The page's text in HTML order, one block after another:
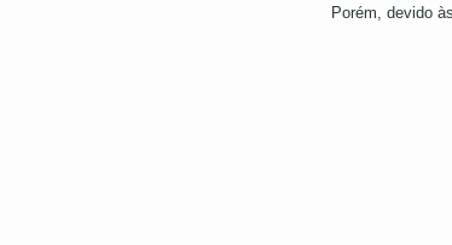
Porém, devido